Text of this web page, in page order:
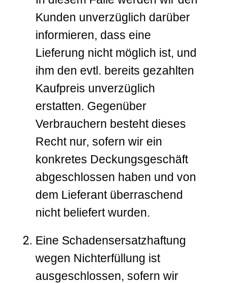
Kunden unverzüglich darüber
informieren, dass eine
Lieferung nicht möglich ist, und
ihm den evtl. bereits gezahlten
Kaufpreis unverzüglich
erstatten. Gegenüber
Verbrauchern besteht dieses
Recht nur, sofern wir ein
konkretes Deckungsgeschäft
abgeschlossen haben und von
dem Lieferant überraschend
nicht beliefert wurden.
Eine Schadensersatzhaftung
wegen Nichterfüllung ist
ausgeschlossen, sofern wir